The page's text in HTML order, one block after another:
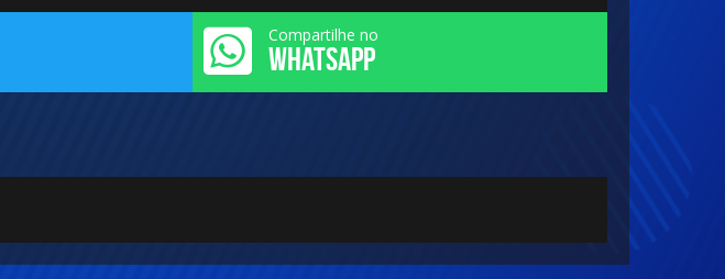
Compartilhe no
WHATSAPP